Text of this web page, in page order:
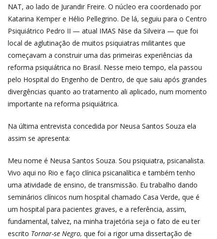
NAT, ao lado de Jurandir Freire. O núcleo era coordenado por
Katarina Kemper e Hélio Pellegrino. De lá, seguiu para o Centro
Psiquiátrico Pedro II — atual IMAS Nise da Silveira — que foi
local de aglutinação de muitos psiquiatras militantes que
começavam a construir uma das primeiras experiências da
reforma psiquiátrica no Brasil. Nesse meio tempo, ela passou
pelo Hospital do Engenho de Dentro, de que saiu após grandes
divergências quanto ao tratamento ali aplicado, num momento
importante na reforma psiquiátrica.
Na última entrevista concedida por Neusa Santos Souza ela
assim se apresenta:
Meu nome é Neusa Santos Souza. Sou psiquiatra, psicanalista.
Vivo aqui no Rio e faço clínica psicanalítica e também tenho
uma atividade de ensino, de transmissão. Eu trabalho dando
seminários clínicos num hospital chamado Casa Verde, que é
um hospital para pacientes graves, e a referência, assim,
fundamental, talvez, na minha trajetória seja o fato de eu ter
escrito Tornar-se Negro, que foi a rigor uma dissertação de